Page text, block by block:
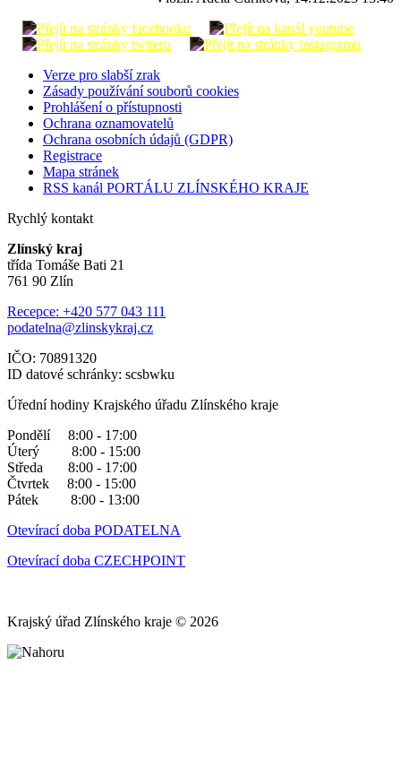
Verze pro slabší zrak
Zásady používání souborů cookies
Prohlášení o přístupnosti
Ochrana oznamovatelů
Ochrana osobních údajů (GDPR)
Registrace
Mapa stránek
RSS kanál PORTÁLU ZLÍNSKÉHO KRAJE
Rychlý kontakt
Zlínský kraj
třída Tomáše Bati 21
761 90 Zlín
Recepce: +420 577 043 111
podatelna@zlinskykraj.cz
IČO: 70891320
ID datové schránky: scsbwku
Úřední hodiny Krajského úřadu Zlínského kraje
Pondělí 8:00 - 17:00
Úterý 8:00 - 15:00
Středa 8:00 - 17:00
Čtvrtek 8:00 - 15:00
Pátek 8:00 - 13:00
Otevírací doba PODATELNA
Otevírací doba CZECHPOINT
Krajský úřad Zlínského kraje © 2026